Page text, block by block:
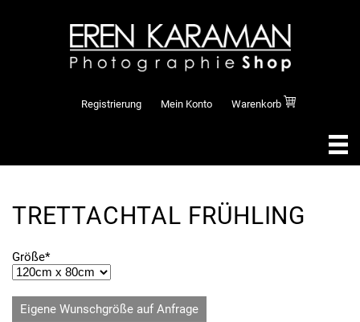
Registrierung Mein Konto Warenkorb
TRETTACHTAL FRÜHLING
Pflichtfeld
Größe*
Eigene Wunschgröße auf Anfrage